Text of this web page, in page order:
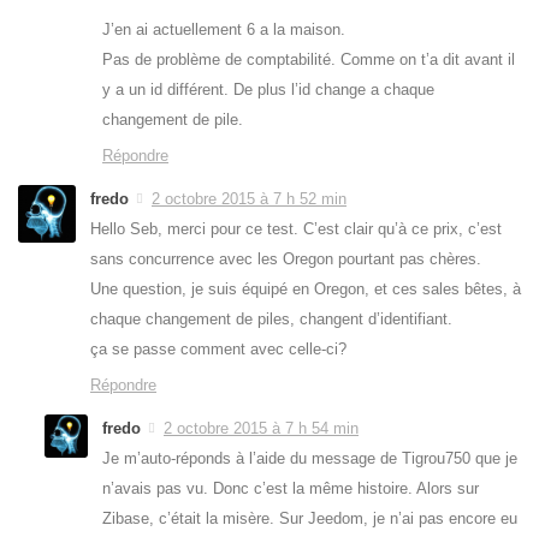
J’en ai actuellement 6 a la maison.
Pas de problème de comptabilité. Comme on t’a dit avant il
y a un id différent. De plus l’id change a chaque
changement de pile.
Répondre
fredo
2 octobre 2015 à 7 h 52 min
Hello Seb, merci pour ce test. C’est clair qu’à ce prix, c’est
sans concurrence avec les Oregon pourtant pas chères.
Une question, je suis équipé en Oregon, et ces sales bêtes, à
chaque changement de piles, changent d’identifiant.
ça se passe comment avec celle-ci?
Répondre
fredo
2 octobre 2015 à 7 h 54 min
Je m’auto-réponds à l’aide du message de Tigrou750 que je
n’avais pas vu. Donc c’est la même histoire. Alors sur
Zibase, c’était la misère. Sur Jeedom, je n’ai pas encore eu